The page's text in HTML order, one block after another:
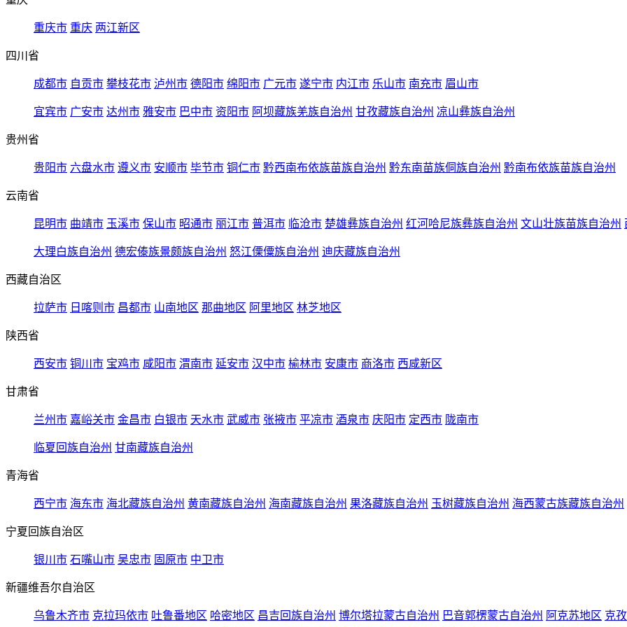
重庆市 重庆 两江新区
四川省
成都市 自贡市 攀枝花市 泸州市 德阳市 绵阳市 广元市 遂宁市 内江市 乐山市 南充市 眉山市
宜宾市 广安市 达州市 雅安市 巴中市 资阳市 阿坝藏族羌族自治州 甘孜藏族自治州 凉山彝族自治州
贵州省
贵阳市 六盘水市 遵义市 安顺市 毕节市 铜仁市 黔西南布依族苗族自治州 黔东南苗族侗族自治州 黔南布依族苗族自治州
云南省
昆明市 曲靖市 玉溪市 保山市 昭通市 丽江市 普洱市 临沧市 楚雄彝族自治州 红河哈尼族彝族自治州 文山壮族苗族自治州
大理白族自治州 德宏傣族景颇族自治州 怒江傈僳族自治州 迪庆藏族自治州
西藏自治区
拉萨市 日喀则市 昌都市 山南地区 那曲地区 阿里地区 林芝地区
陕西省
西安市 铜川市 宝鸡市 咸阳市 渭南市 延安市 汉中市 榆林市 安康市 商洛市 西咸新区
甘肃省
兰州市 嘉峪关市 金昌市 白银市 天水市 武威市 张掖市 平凉市 酒泉市 庆阳市 定西市 陇南市
临夏回族自治州 甘南藏族自治州
青海省
西宁市 海东市 海北藏族自治州 黄南藏族自治州 海南藏族自治州 果洛藏族自治州 玉树藏族自治州 海西蒙古族藏族自治州
宁夏回族自治区
银川市 石嘴山市 吴忠市 固原市 中卫市
新疆维吾尔自治区
乌鲁木齐市 克拉玛依市 吐鲁番地区 哈密地区 昌吉回族自治州 博尔塔拉蒙古自治州 巴音郭楞蒙古自治州 阿克苏地区 克